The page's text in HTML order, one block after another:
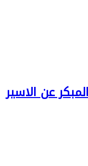
عن الاسير